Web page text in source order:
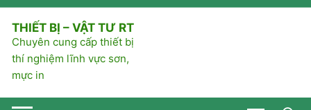
Chuyển
nội
dung
THIẾT BỊ – VẬT TƯ RT
Chuyên cung cấp thiết bị
thí nghiệm lĩnh vực sơn,
mực in